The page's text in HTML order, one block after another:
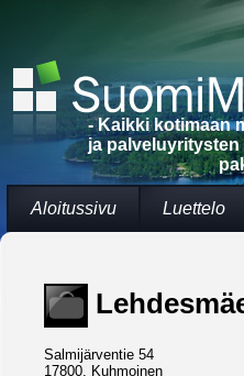
- Kaikki kotimaan
ja
Aloitussivu Luettelo
Salmijärventie 54
17800, Kuhmoinen